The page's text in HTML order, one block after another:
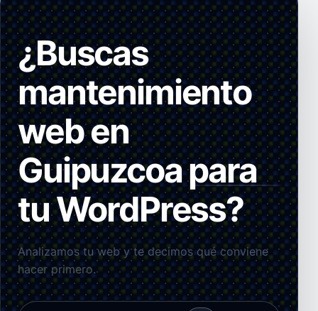
¿Buscas
mantenimiento
web en
Guipuzcoa para
tu WordPress?
Analizamos tu web y te decimos qué conviene
hacer primero.